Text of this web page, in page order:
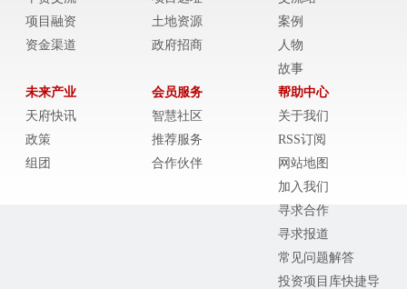
项目融资
资金渠道
土地资源
政府招商
案例
人物
故事
未来产业
天府快讯
政策
组团
会员服务
智慧社区
推荐服务
合作伙伴
帮助中心
关于我们
RSS订阅
网站地图
加入我们
寻求合作
寻求报道
常见问题解答
投资项目库快捷导